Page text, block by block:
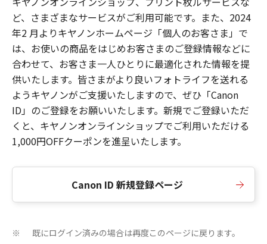
ど、さまざまなサービスがご利用可能です。また、2024
年2 月よりキヤノンホームページ「個人のお客さま」で
は、お使いの商品をはじめお客さまのご登録情報などに
合わせて、お客さま一人ひとりに最適化された情報を提
供いたします。皆さまがより良いフォトライフを送れる
ようキヤノンがご支援いたしますので、ぜひ「Canon
ID」のご登録をお願いいたします。新規でご登録いただ
くと、キヤノンオンラインショップでご利用いただける
1,000円OFFクーポンを進呈いたします。
Canon ID 新規登録ページ
※ 既にログイン済みの場合は再度このページに戻ります。